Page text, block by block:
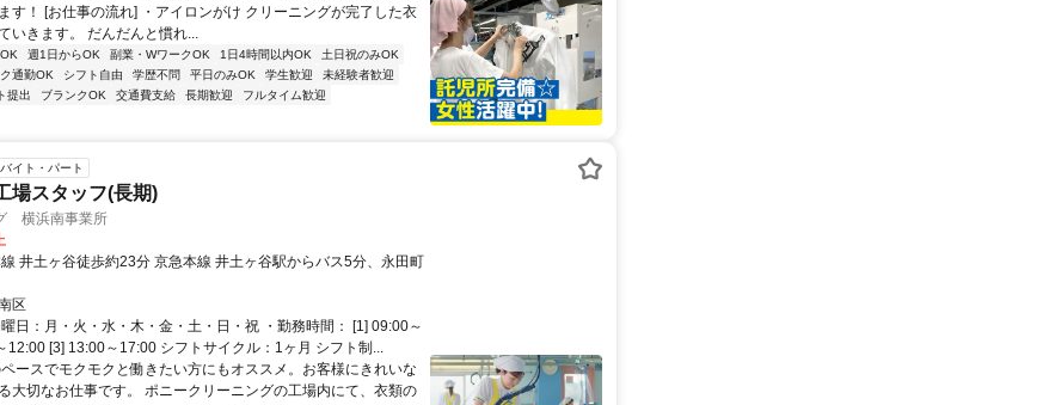
す！ [お仕事の流れ] ・アイロンがけ クリーニングが完了した衣
いきます。 だんだんと慣れ...
週1日からOK 副業・WワークOK 1日4時間以内OK
土日祝のみOK
通勤OK シフト自由 学歴不問 平日のみOK 学生歓迎
未経験者歓迎
提出 ブランクOK 交通費支給 長期歓迎
フルタイム歓迎
イト・パート
場スタッフ(長期)
横浜南事業所
井土ヶ谷徒歩約23分 京急本線 井土ヶ谷駅からバス5分、永田町
区
日：月・火・水・木・金・土・日・祝 ・勤務時間： [1] 09:00～
12:00 [3] 13:00～17:00 シフトサイクル：1ヶ月 シフト制...
ースでモクモクと働きたい方にもオススメ。お客様にきれいな
大切なお仕事です。 ポニークリーニングの工場内にて、衣類の